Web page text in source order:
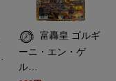
ーニ・エン・ゲ
ル…